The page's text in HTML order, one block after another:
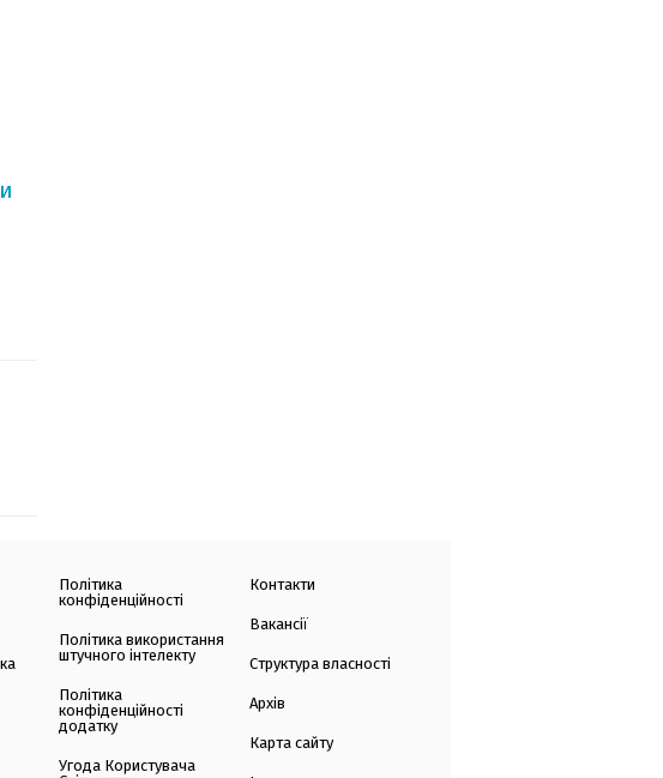
Політика
конфіденційності
Політика використання
штучного інтелекту
Політика
конфіденційності
додатку
Угода Користувача
Контакти
Вакансії
Структура власності
Архів
Карта сайту